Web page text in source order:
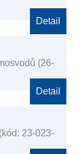
Detail
(26-
Detail
23-023-